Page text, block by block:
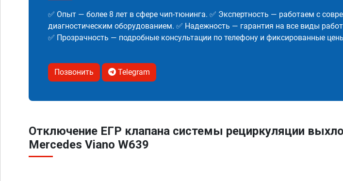
✅ Опыт — более 8 лет в сфере чип-тюнинга. ✅ Экспертность — работаем с
диагностическим оборудованием. ✅ Надежность — гарантия на все виды
✅ Прозрачность — подробные консультации по телефону и фиксированные
Позвонить Telegram
Отключение ЕГР клапана системы рециркуляции
Mercedes Viano W639